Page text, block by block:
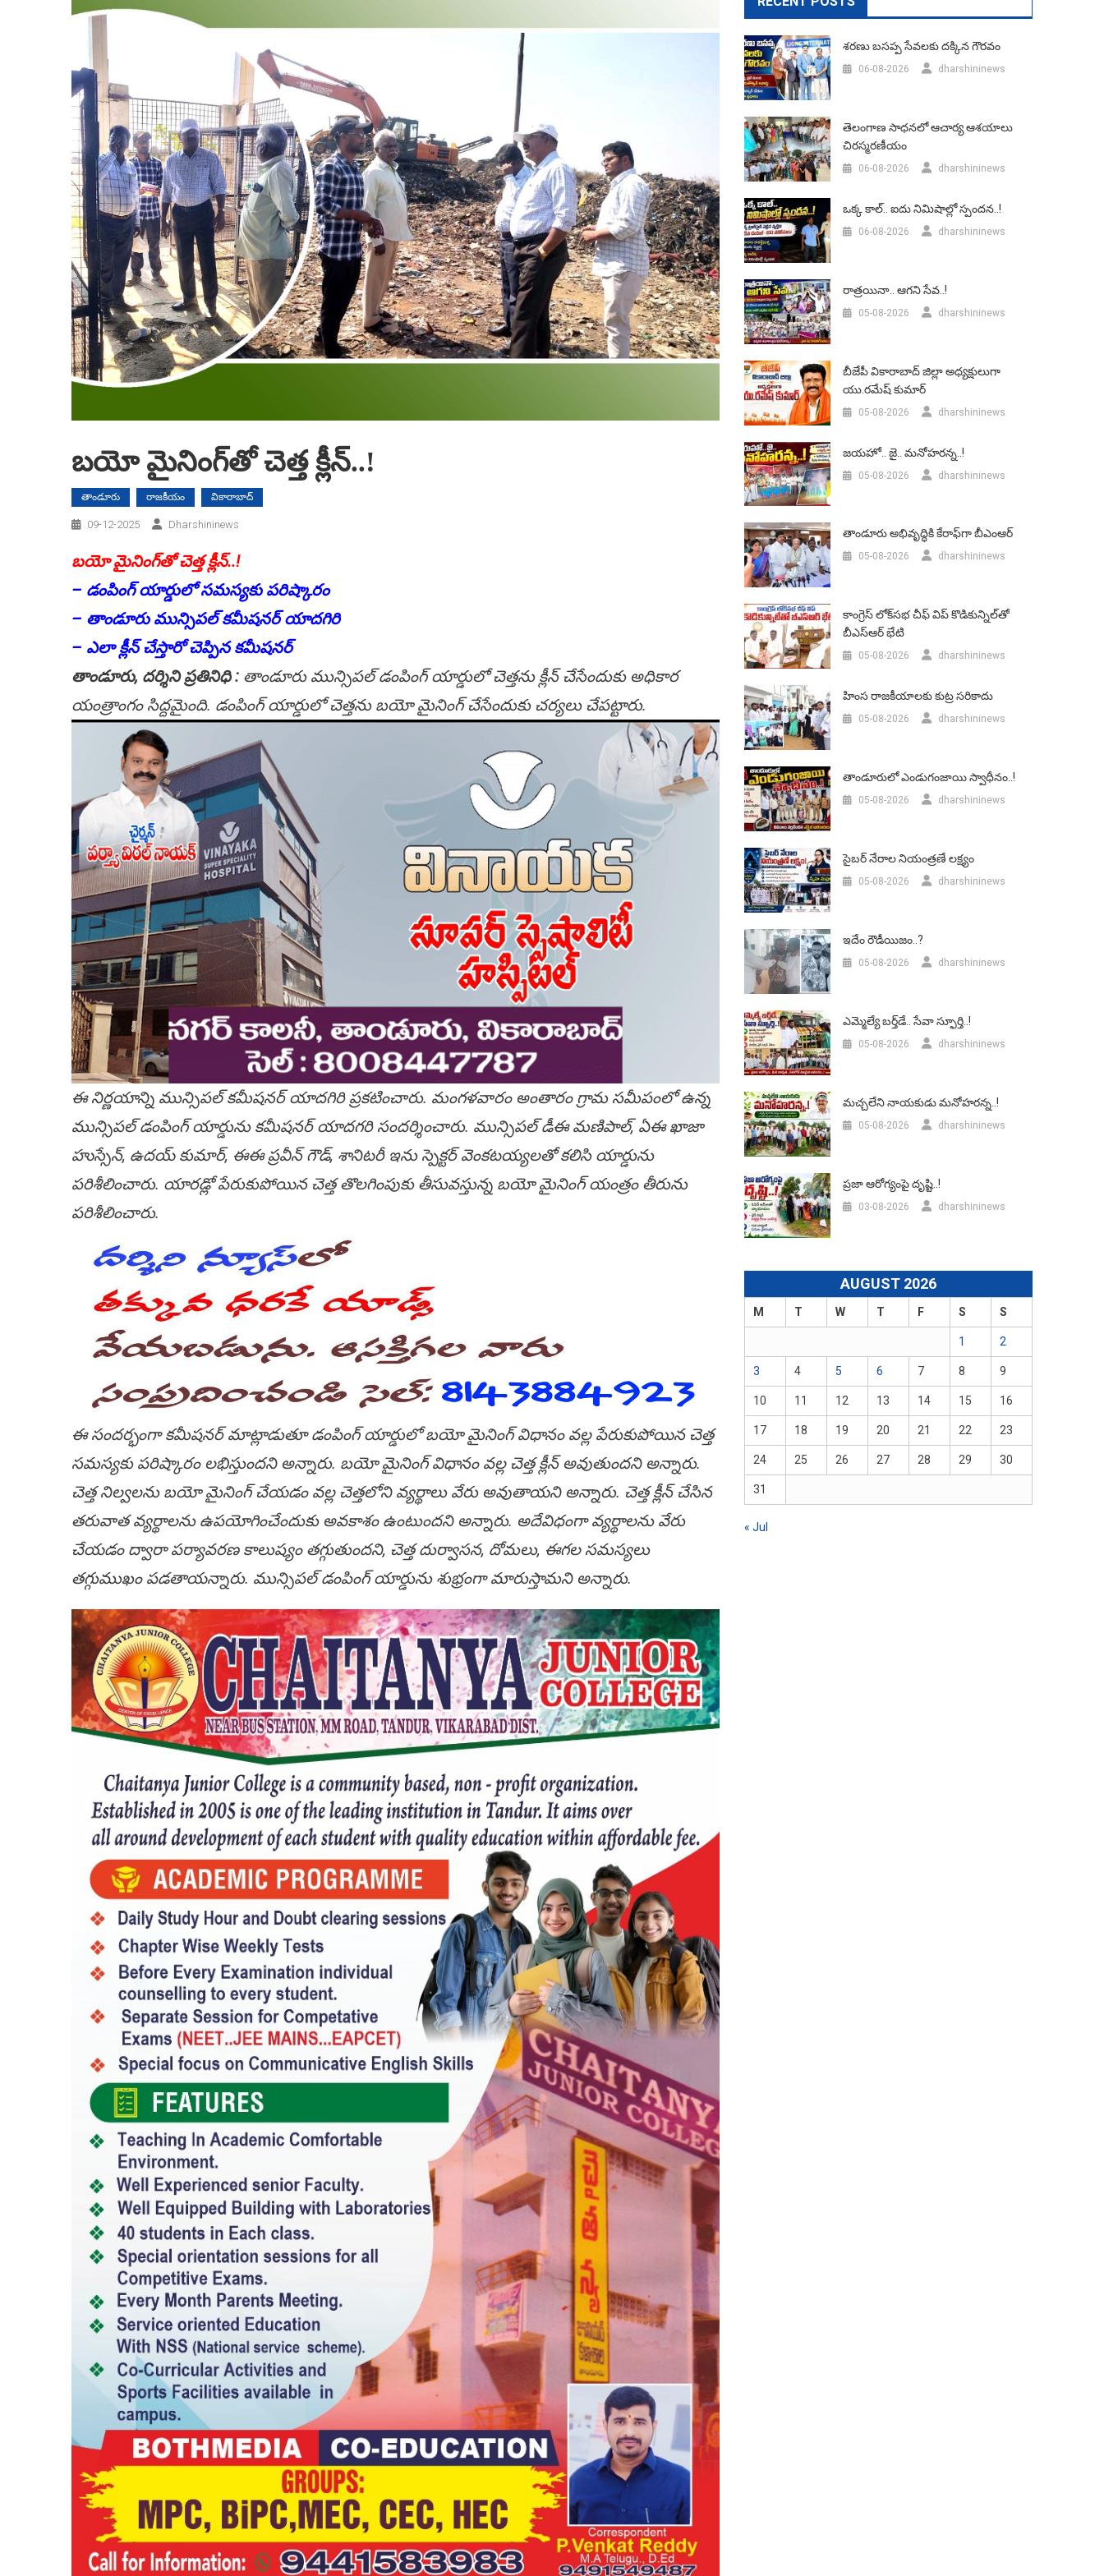
బయో మైనింగ్‌తో చెత్త క్లీన్..!
తాండూరు రాజకీయం వికారాబాద్
09-12-2025 Dharshininews
బయో మైనింగ్‌తో చెత్త క్లీన్..!
– డంపింగ్‌ యార్డులో సమస్యకు పరిష్కారం
– తాండూరు మున్సిపల్ కమీషనర్ యాదగిరి
– ఎలా క్లీన్ చేస్తారో చెప్పిన కమీషనర్
తాండూరు, దర్శిని ప్రతినిధి : తాండూరు మున్సిపల్ డంపింగ్ యార్డులో చెత్తను క్లీన్ చేసేందుకు అధికార
యంత్రాంగం సిద్దమైంది. డంపింగ్‌ యార్డులో చెత్తను బయో మైనింగ్ చేసేందుకు చర్యలు చేపట్టారు.
ఈ నిర్ణయాన్ని మున్సిపల్ కమీషనర్ యాదగిరి ప్రకటించారు. మంగళవారం అంతారం గ్రామ సమీపంలో ఉన్న
మున్సిపల్ డంపింగ్ యార్డును కమీషనర్ యాదగరి సందర్శించారు. మున్సిపల్ డీఈ మణిపాల్, ఏఈ ఖాజా
హుస్సేన్, ఉదయ్ కుమార్, ఈఈ ప్రవీన్ గౌడ్, శానిటరీ ఇను స్పెక్టర్ వెంకటయ్యలతో కలిసి యార్డును
పరిశీలించారు. యారడ్లో పేరుకుపోయిన చెత్త తొలగింపుకు తీసువస్తున్న బయో మైనింగ్ యంత్రం తీరును
పరిశీలించారు.
ఈ సందర్భంగా కమీషనర్ మాట్లాడుతూ డంపింగ్ యార్డులో బయో మైనింగ్ విధానం వల్ల పేరుకుపోయిన చెత్త
సమస్యకు పరిష్కారం లభిస్తుందని అన్నారు. బయో మైనింగ్ విధానం వల్ల చెత్త క్లీన్ అవుతుందని అన్నారు.
చెత్త నిల్వలను బయో మైనింగ్ చేయడం వల్ల చెత్తలోని వ్యర్థాలు వేరు అవుతాయని అన్నారు. చెత్త క్లీన్ చేసిన
తరువాత వ్యర్థాలను ఉపయోగించేందుకు అవకాశం ఉంటుందని అన్నారు. అదేవిధంగా వ్యర్థాలను వేరు
చేయడం ద్వారా పర్యావరణ కాలుష్యం తగ్గుతుందని, చెత్త దుర్వాసన, దోమలు, ఈగల సమస్యలు
తగ్గుముఖం పడతాయన్నారు. మున్సిపల్ డంపింగ్ యార్డును శుభ్రంగా మారుస్తామని అన్నారు.
శరణు బసప్ప సేవలకు దక్కిన గౌరవం
06-08-2026 dharshininews
తెలంగాణ సాధనలో ఆచార్య ఆశయాలు
చిరస్మరణీయం
06-08-2026 dharshininews
ఒక్క కాల్.. ఐదు నిమిషాల్లో స్పందన..!
06-08-2026 dharshininews
రాత్రయినా.. ఆగని సేవ..!
05-08-2026 dharshininews
బీజేపీ వికారాబాద్‌ జిల్లా అధ్యక్షులుగా
యు.రమేష్‌ కుమార్
05-08-2026 dharshininews
జయహో.. జై.. మనోహరన్న..!
05-08-2026 dharshininews
తాండూరు అభివృద్ధికి కేరాఫ్‌గా బీఎంఆర్‌
05-08-2026 dharshininews
కాంగ్రెస్ లోక్‌సభ చీఫ్ విప్ కొడికున్నిల్‌తో
బీఎస్‌ఆర్‌ భేటి
05-08-2026 dharshininews
హింస రాజకీయాలకు కుట్ర సరికాదు
05-08-2026 dharshininews
తాండూరులో ఎండుగంజాయి స్వాధీనం..!
05-08-2026 dharshininews
సైబర్ నేరాల నియంత్రణే లక్ష్యం
05-08-2026 dharshininews
ఇదేం రౌడీయిజం..?
05-08-2026 dharshininews
ఎమ్మెల్యే బర్త్‌డే.. సేవా స్ఫూర్తి..!
05-08-2026 dharshininews
మచ్చలేని నాయకుడు మనోహరన్న..!
05-08-2026 dharshininews
ప్రజా ఆరోగ్యంపై దృష్టి..!
03-08-2026 dharshininews
AUGUST 2026
M T W T F S S
1 2
3 4 5 6 7 8 9
10 11 12 13 14 15 16
17 18 19 20 21 22 23
24 25 26 27 28 29 30
31
« Jul